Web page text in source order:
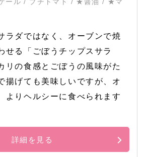
ール / プチトマト / ★醤油 / ★マ
ラダではなく、オーブンで焼
せる「ごぼうチップスサラ
リの食感とごぼうの風味がた
揚げても美味しいですが、オ
よりヘルシーに食べられます
詳細を見る